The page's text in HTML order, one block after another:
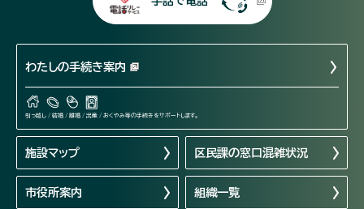
わたしの手続き案内
引っ越し / 結婚 / 離婚 / 出産 / おくやみ等の手続きをサポートします。
施設マップ 区民課の窓口混雑状況
市役所案内 組織一覧